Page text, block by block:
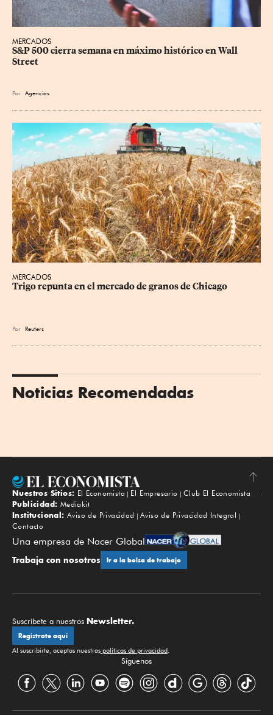
MERCADOS
S&P 500 cierra semana en máximo histórico en Wall
Street
Por Agencias
MERCADOS
Trigo repunta en el mercado de granos de Chicago
Por Reuters
Noticias Recomendadas
Subir
Nuestros Sitios: El Economista El Empresario
Club El Economista
Publicidad: Mediakit
Institucional: Aviso de Privacidad
Aviso de Privacidad Integral
Contacto
Una empresa de Nacer Global
Trabaja con nosotros Ir a la bolsa de trabajo
Suscríbete a nuestros Newsletter.
Regístrate aquí
Al suscribirte, aceptas nuestras políticas de privacidad.
Síguenos